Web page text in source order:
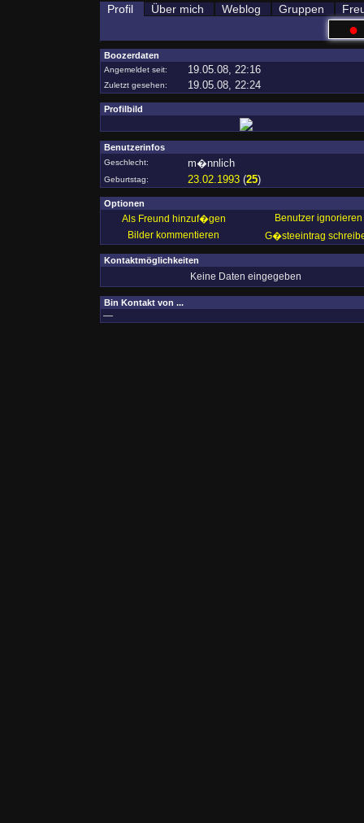
Profil Über mich Weblog Gruppen
●
Boozerdaten
Angemeldet seit: 19.05.08, 22:16
Zuletzt gesehen: 19.05.08, 22:24
Profilbild
Benutzerinfos
Geschlecht: m�nnlich
Geburtstag: 23.02.1993 (25)
Optionen
Als Freund hinzuf�gen
Benutzer ignorieren
Bilder kommentieren
G�steeintrag
Kontaktmöglichkeiten
Keine Daten eingegeben
Bin Kontakt von ...
—